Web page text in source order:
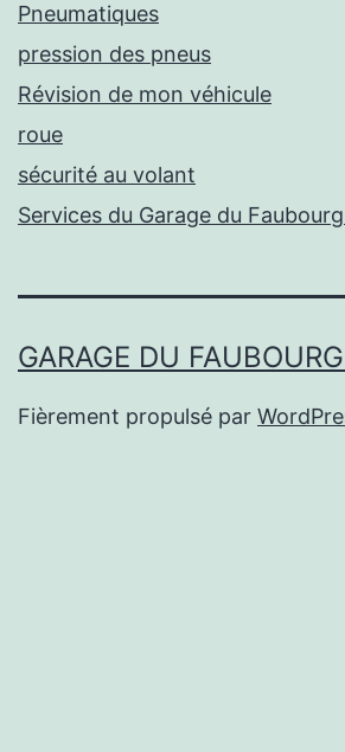
Pneumatiques
pression des pneus
Révision de mon véhicule
roue
sécurité au volant
Services du Garage du
GARAGE DU
Fièrement propulsé par